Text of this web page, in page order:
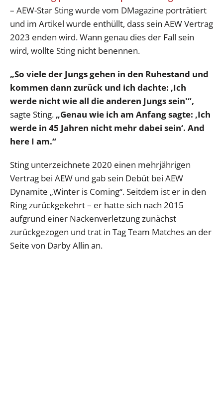
– AEW-Star Sting wurde vom DMagazine porträtiert
und im Artikel wurde enthüllt, dass sein AEW Vertrag
2023 enden wird. Wann genau dies der Fall sein
wird, wollte Sting nicht benennen.
„So viele der Jungs gehen in den Ruhestand und
kommen dann zurück und ich dachte: ‚Ich
werde nicht wie all die anderen Jungs sein'“,
sagte Sting. „Genau wie ich am Anfang sagte: ‚Ich
werde in 45 Jahren nicht mehr dabei sein‘. And
here I am.“
Sting unterzeichnete 2020 einen mehrjährigen
Vertrag bei AEW und gab sein Debüt bei AEW
Dynamite „Winter is Coming“. Seitdem ist er in den
Ring zurückgekehrt – er hatte sich nach 2015
aufgrund einer Nackenverletzung zunächst
zurückgezogen und trat in Tag Team Matches an der
Seite von Darby Allin an.